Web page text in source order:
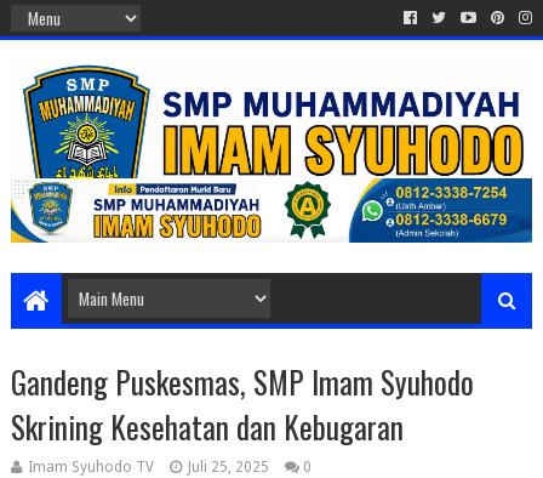
Gandeng Puskesmas, SMP Imam Syuhodo
Skrining Kesehatan dan Kebugaran
Imam Syuhodo TV Juli 25, 2025 0